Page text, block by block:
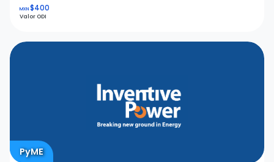
MXN$400
Valor ODI
PyME